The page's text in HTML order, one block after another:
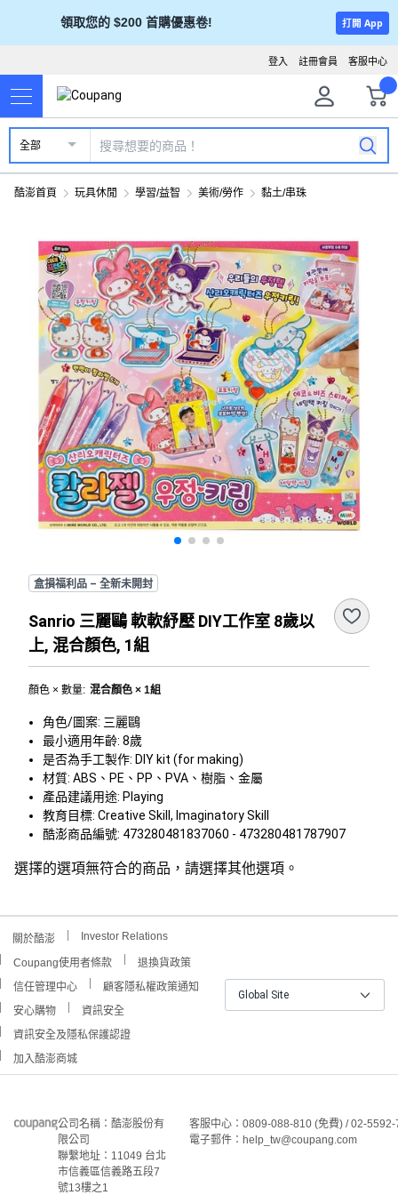
領取您的 $200 首購優惠卷! 打開 App
客服中心
註冊會員
登入
全部
酷澎首頁 玩具休閒 學習/益智 美術/勞作 黏土/串珠
盒損福利品 – 全新未開封
Sanrio 三麗鷗 軟軟紓壓 DIY工作室 8歲以
上, 混合顏色, 1組
顏色 × 數量: 混合顏色 × 1組
角色/圖案: 三麗鷗
最小適用年齡: 8歲
是否為手工製作: DIY kit (for making)
材質: ABS、PE、PP、PVA、樹脂、金屬
產品建議用途: Playing
教育目標: Creative Skill, Imaginatory Skill
酷澎商品編號: 473280481837060 - 473280481787907
選擇的選項無符合的商品，請選擇其他選項。
關於酷澎 Investor Relations
Coupang使用者條款
退換貨政策
信任管理中心
顧客隱私權政策通知
安心購物
資訊安全
資訊安全及隱私保護認證
加入酷澎商城
Global Site
公司名稱：酷澎股份有
限公司
聯繫地址：11049 台北
市信義區信義路五段7
號13樓之1
客服中心：0809-088-810 (免費) / 02-
電子郵件：help_tw@coupang.com